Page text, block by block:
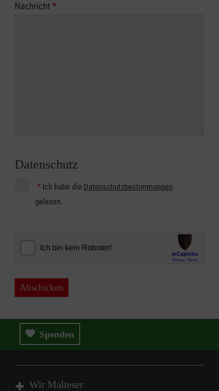
Nachricht *
Datenschutz
* Ich habe die Datenschutzbestimmungen
gelesen.
Abschicken
Spenden
Wir Malteser